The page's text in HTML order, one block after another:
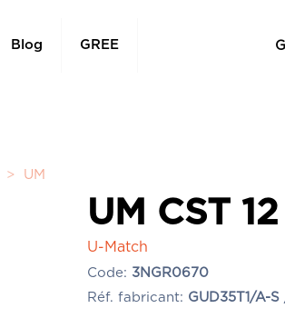
Blog GREE
>
UM
UM CST 12
U-Match
Code: 3NGR0670
Réf. fabricant: GUD35T1/A-